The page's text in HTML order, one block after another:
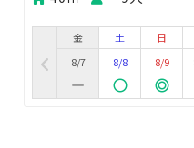
金
8/7
土
8/8
日
8/9